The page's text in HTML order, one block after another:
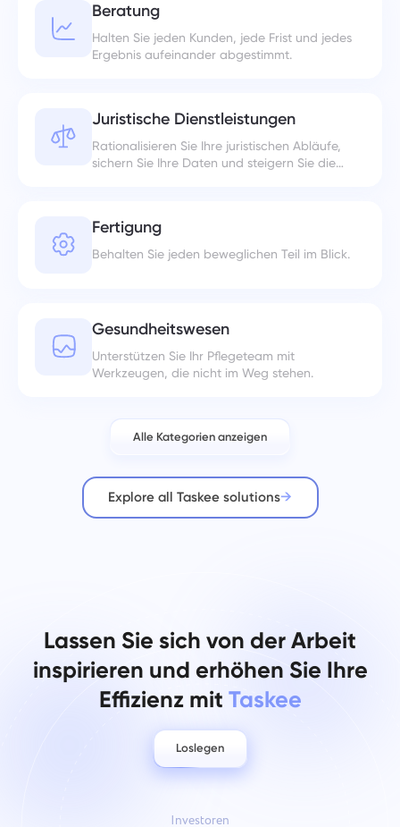
Beratung
Halten Sie jeden Kunden, jede Frist und jedes
Ergebnis aufeinander abgestimmt.
Juristische Dienstleistungen
Rationalisieren Sie Ihre juristischen Abläufe,
sichern Sie Ihre Daten und steigern Sie die
Fertigung
Behalten Sie jeden beweglichen Teil im Blick.
Gesundheitswesen
Unterstützen Sie Ihr Pflegeteam mit
Werkzeugen, die nicht im Weg stehen.
Alle Kategorien anzeigen
Explore all Taskee solutions
Lassen Sie sich von der Arbeit
inspirieren und erhöhen Sie Ihre
Effizienz mit Taskee
Loslegen
Investoren